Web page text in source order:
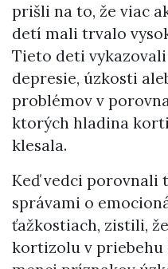
prišli na to, že viac
detí mali trvalo
Tieto deti
depresie, úzkosti
problémov v
ktorých hladina
klesala.
Keď vedci porovnali
správami o
ťažkostiach, zistili,
kortizolu v priebehu